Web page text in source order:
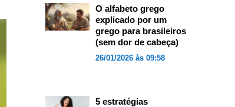
O alfabeto grego
explicado por um
grego para brasileiros
(sem dor de cabeça)
26/01/2026 às 09:58
5 estratégias